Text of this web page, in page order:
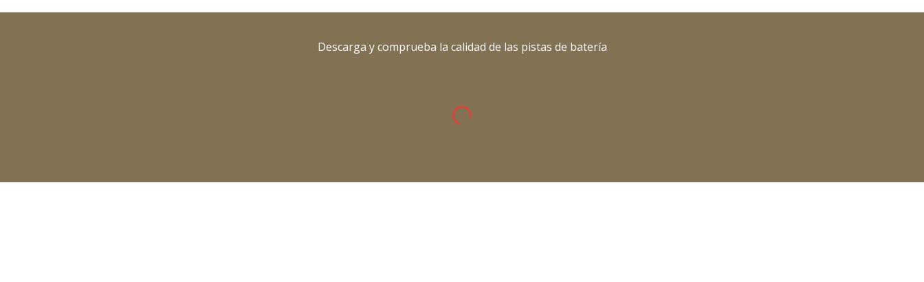
Descarga y comprueba la calidad de las pistas de batería